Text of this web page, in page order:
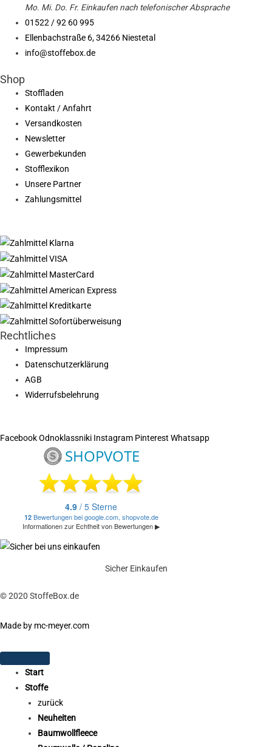
Mo. Mi. Do. Fr. Einkaufen nach telefonischer Absprache
01522 / 92 60 995
Ellenbachstraße 6, 34266 Niestetal
info@stoffebox.de
Shop
Stoffladen
Kontakt / Anfahrt
Versandkosten
Newsletter
Gewerbekunden
Stofflexikon
Unsere Partner
Zahlungsmittel
Rechtliches
Impressum
Datenschutzerklärung
AGB
Widerrufsbelehrung
FacebookOdnoklassniki Instagram Pinterest Whatsapp
Sicher Einkaufen
© 2020 StoffeBox.de
Made by mc-meyer.com
Start
Stoffe
zurück
Neuheiten
Baumwollfleece